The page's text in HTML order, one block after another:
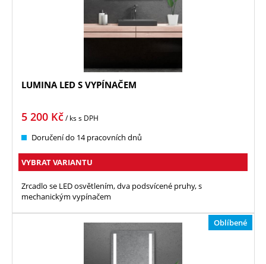
LUMINA LED S VYPÍNAČEM
5 200 Kč/ kss DPH
Doručení do 14 pracovních dnů
VYBRAT VARIANTU
Zrcadlo se LED osvětlením, dva podsvícené pruhy, s
mechanickým vypínačem
Oblíbené